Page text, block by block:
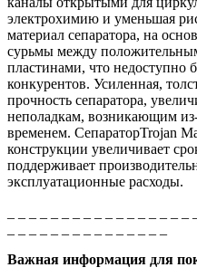
электрохимию и уменьшая
материал сепаратора, на
сурьмы между
пластинами, что недоступно
конкурентов. Усиленная,
прочность сепаратора,
неполадкам, возникающим
временем. СепараторTrojan
конструкции увеличивает
поддерживает
эксплуатационные расходы.
Важная информация для